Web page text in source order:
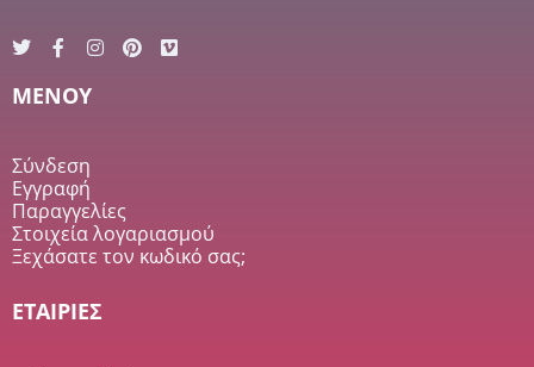
MENOY
Σύνδεση
Εγγραφή
Παραγγελίες
Στοιχεία λογαριασμού
Ξεχάσατε τον κωδικό σας;
ΕΤΑΙΡΙΕΣ